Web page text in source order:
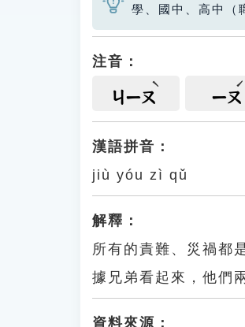
學、國中、高中（
注音：
ㄐㄧㄡ ㄧㄡ
漢語拼音：
jiù yóu zì qǔ
解釋：
所有的責難、災禍都
據兄弟看起來，他們
資料來源：